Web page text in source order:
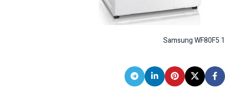
Samsung WF80F5 1